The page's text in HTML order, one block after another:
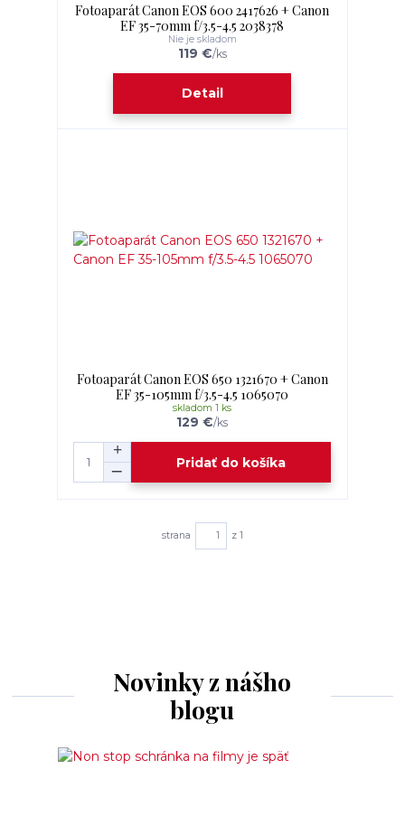
Fotoaparát Canon EOS 600 2417626 + Canon
EF 35-70mm f/3.5-4.5 2038378
119 €/ks
Nie je skladom
Detail
Fotoaparát Canon EOS 650 1321670 + Canon
EF 35-105mm f/3.5-4.5 1065070
129 €/ks
skladom 1 ks
Pridať do košíka
strana z 1
Novinky z nášho
blogu